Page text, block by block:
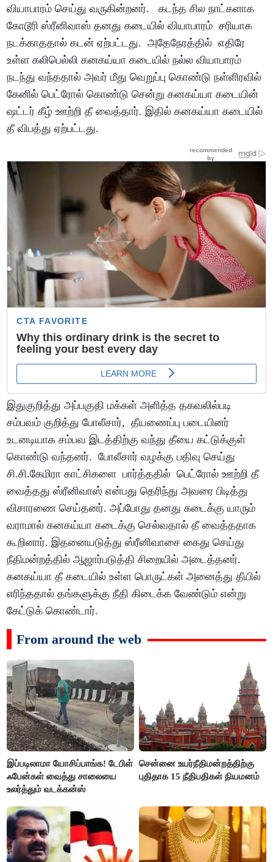
வியாபாரம் செய்து வருகின்றனர். கடந்த சில நாட்களாக
கோடூரி ஸ்ரீனிவாஸ் தனது கடையில் வியாபாரம் சரியாக
நடக்காததால் கடன் ஏற்பட்டது. அதேநேரத்தில் எதிரே
உள்ள கலிபெல்லி கனகய்யா கடையில் நல்ல வியாபாரம்
நடந்து வந்ததால் அவர் மீது வெறுப்பு கொண்டு நள்ளிரவில்
கேனில் பெட்ரோல் கொண்டு சென்று கனகய்யா கடையின்
ஷட்டர் கீழ் ஊற்றி தீ வைத்தார். இதில் கனகய்யா கடையில்
தீ விபத்து ஏற்பட்டது.
இதுகுறித்து அப்பகுதி மக்கள் அளித்த தகவலில்படி
சம்பவம் குறித்து போலீசார், தீயணைப்பு படையினர்
உடனடியாக சம்பவ இடத்திற்கு வந்து தீயை கட்டுக்குள்
கொண்டு வந்தனர். போலீசார் வழக்கு பதிவு செய்து
சி.சி.கேமிரா காட்சிகளை பார்த்ததில் பெட்ரோல் ஊற்றி தீ
வைத்தது ஸ்ரீனிவாஸ் என்பது தெரிந்து அவரை பிடித்து
விசாரணை செய்தனர். அப்போது தனது கடைக்கு யாரும்
வராமால் கனகய்யா கடைக்கு செல்வதால் தீ வைத்ததாக
கூறினார். இதனையடுத்து ஸ்ரீனிவாசை கைது செய்து
நீதிமன்றத்தில் ஆஜார்படுத்தி சிறையில் அடைத்தனர்.
கனகய்யா தீ கடையில் உள்ள பொருட்கள் அனைத்து தீயில்
எரிந்ததால் தங்களுக்கு நீதி கிடைக்க வேண்டும் என்று
கேட்டுக் கொண்டார்.
From around the web
இப்படிலாமா யோசிப்பாங்க! டேபிள்
ஃபேன்கள் வைத்து சாலையை
உலர்த்தும் வடக்கன்ஸ்
சென்னை உயர்நீதிமன்றத்திற்கு
புதிதாக 15 நீதிபதிகள் நியமனம்